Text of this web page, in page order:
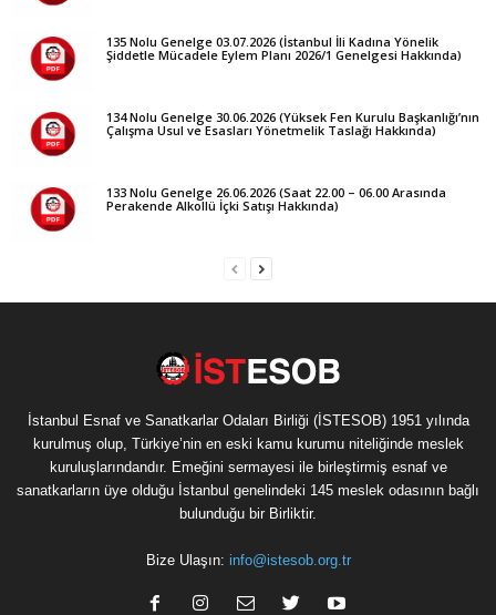
135 Nolu Genelge 03.07.2026 (İstanbul İli Kadına Yönelik
Şiddetle Mücadele Eylem Planı 2026/1 Genelgesi Hakkında)
134 Nolu Genelge 30.06.2026 (Yüksek Fen Kurulu Başkanlığı’nın
Çalışma Usul ve Esasları Yönetmelik Taslağı Hakkında)
133 Nolu Genelge 26.06.2026 (Saat 22.00 – 06.00 Arasında
Perakende Alkollü İçki Satışı Hakkında)
İstanbul Esnaf ve Sanatkarlar Odaları Birliği (İSTESOB) 1951 yılında
kurulmuş olup, Türkiye’nin en eski kamu kurumu niteliğinde meslek
kuruluşlarındandır. Emeğini sermayesi ile birleştirmiş esnaf ve
sanatkarların üye olduğu İstanbul genelindeki 145 meslek odasının bağlı
bulunduğu bir Birliktir.
Bize Ulaşın: info@istesob.org.tr